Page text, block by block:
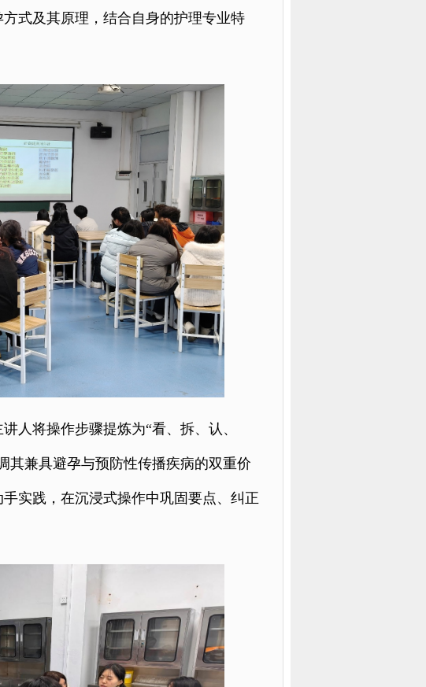
式及其原理，结合自身的护理专业特
人将操作步骤提炼为“看、拆、认、
其兼具避孕与预防性传播疾病的双重价
实践，在沉浸式操作中巩固要点、纠正